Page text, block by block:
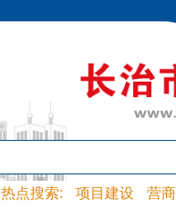
热点搜索: 项目建设 营